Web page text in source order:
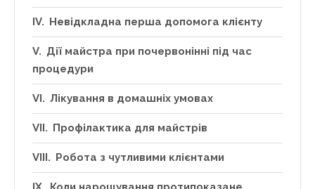
Невідкладна перша допомога клієнту
Дії майстра при почервонінні під час
процедури
Лікування в домашніх умовах
Профілактика для майстрів
Робота з чутливими клієнтами